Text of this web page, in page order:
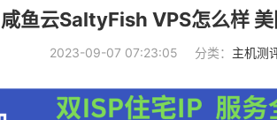
咸鱼云SaltyFish VPS怎么样
2023-09-07 07:23:05 分类： 主机测